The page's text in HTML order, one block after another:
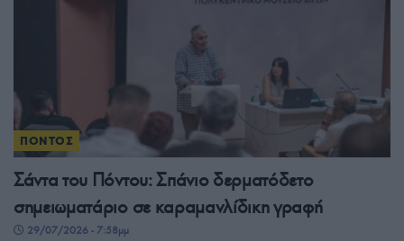
ΠΟΝΤΟΣ
Σάντα του Πόντου: Σπάνιο δερματόδετο
σημειωματάριο σε καραμανλίδικη γραφή
29/07/2026 - 7:58μμ